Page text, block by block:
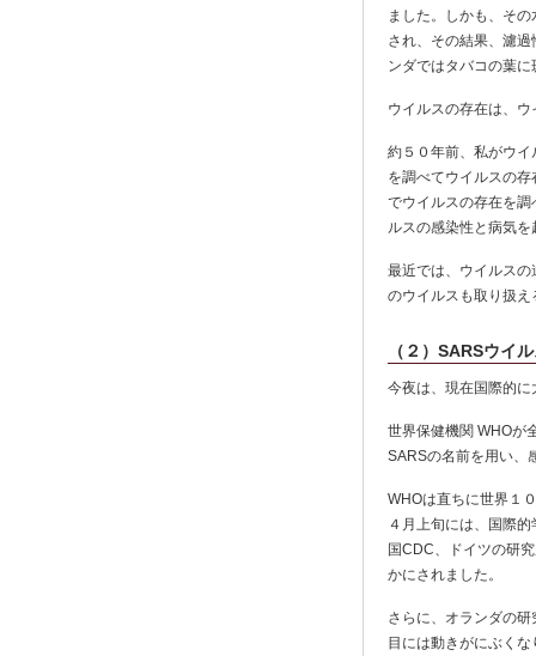
ました。しかも、そ
され、その結果、濾
ンダではタバコの葉
ウイルスの存在は、
約５０年前、私がウ
を調べてウイルスの
でウイルスの存在を
ルスの感染性と病気
最近では、ウイルス
のウイルスも取り扱
（２）SARSウイ
今夜は、現在国際的
世界保健機関 WHOが
SARSの名前を用い、
WHOは直ちに世界１
４月上旬には、国際
国CDC、ドイツの研
かにされました。
さらに、オランダの
目には動きがにぶく